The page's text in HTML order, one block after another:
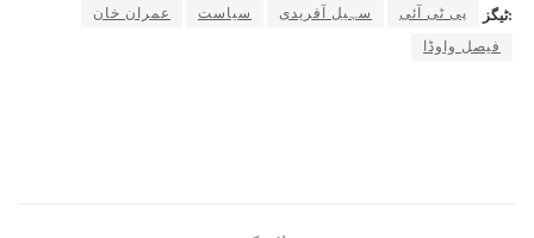
ٹیگز: پی ٹی آئی سہیل آفریدی سیاست
عمران خان
فیصل واوڈا